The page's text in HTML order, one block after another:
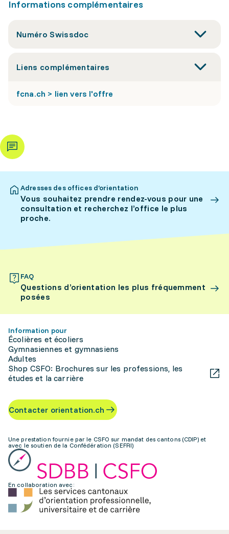
Informations complémentaires
Numéro Swissdoc
Liens complémentaires
fcna.ch > lien vers l'offre
Adresses des offices d’orientation
Vous souhaitez prendre rendez-vous pour une
consultation et recherchez l’office le plus
proche.
FAQ
Questions d’orientation les plus fréquemment
posées
Information pour
Écolières et écoliers
Gymnasiennes et gymnasiens
Adultes
Shop CSFO: Brochures sur les professions, les
études et la carrière
Contacter orientation.ch
Une prestation fournie par le CSFO sur mandat des cantons (CDIP) et
avec le soutien de la Confédération (SEFRI)
En collaboration avec: